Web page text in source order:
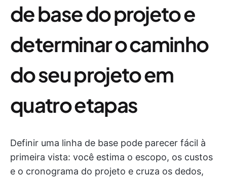
de base do projeto e
determinar o caminho
do seu projeto em
quatro etapas
Definir uma linha de base pode parecer fácil à
primeira vista: você estima o escopo, os custos
e o cronograma do projeto e cruza os dedos,